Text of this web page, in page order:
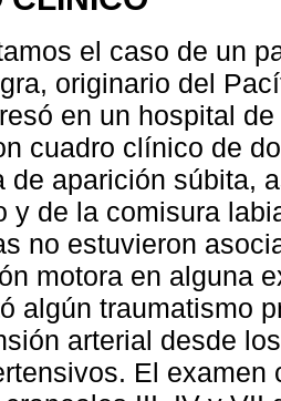
el caso de un
originario del
en un hospital
cuadro clínico de
de aparición súbita,
y de la comisura
no estuvieron
motora en alguna
algún traumatismo
arterial desde
El